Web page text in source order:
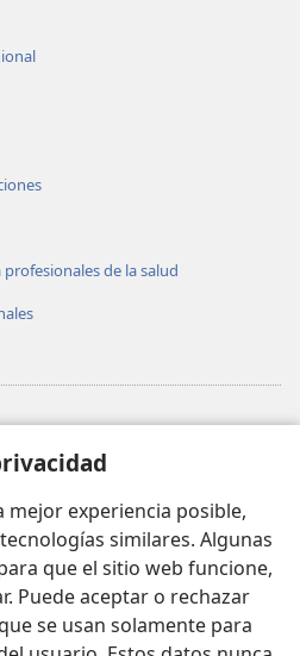
mejor experiencia posible,
similares. Algunas
que el sitio web funcione,
Puede aceptar o rechazar
se usan solamente para
de la salud